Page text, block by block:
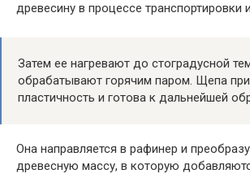
древесину в процессе транспортировки
Затем ее нагревают до стоградусной
обрабатывают горячим паром. Щепа
пластичность и готова к дальнейшей
Она направляется в рафинер и
древесную массу, в которую